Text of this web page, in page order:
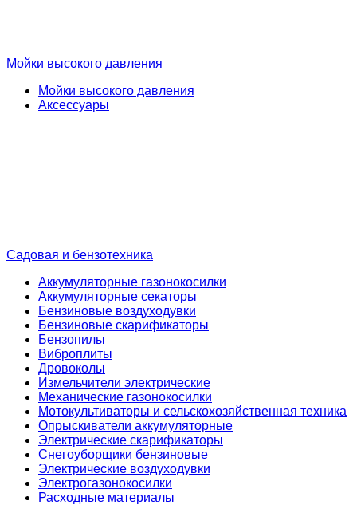
Мойки высокого давления
Мойки высокого давления
Аксессуары
Садовая и бензотехника
Аккумуляторные газонокосилки
Аккумуляторные секаторы
Бензиновые воздуходувки
Бензиновые скарификаторы
Бензопилы
Виброплиты
Дровоколы
Измельчители электрические
Механические газонокосилки
Мотокультиваторы и сельскохозяйственная техника
Опрыскиватели аккумуляторные
Электрические скарификаторы
Снегоуборщики бензиновые
Электрические воздуходувки
Электрогазонокосилки
Расходные материалы